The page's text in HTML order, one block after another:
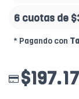
6 cuotas de
* Pagando con